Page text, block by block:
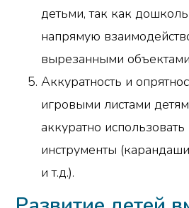
детьми, так как
напрямую
вырезанными
Аккуратность и
игровыми листами
аккуратно
инструменты
и т.д.).